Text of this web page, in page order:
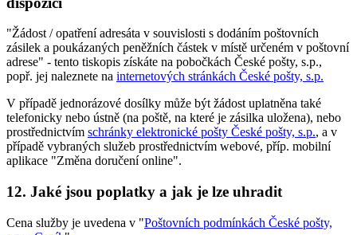
"Žádost / opatření adresáta v souvislosti s dodáním poštovních
zásilek a poukázaných peněžních částek v místě určeném v poštovní
adrese" - tento tiskopis získáte na pobočkách České pošty, s.p.,
popř. jej naleznete na internetových stránkách České pošty, s.p.
V případě jednorázové dosílky může být žádost uplatněna také
telefonicky nebo ústně (na poště, na které je zásilka uložena), nebo
prostřednictvím schránky elektronické pošty České pošty, s.p., a v
případě vybraných služeb prostřednictvím webové, příp. mobilní
aplikace "Změna doručení online".
12. Jaké jsou poplatky a jak je lze uhradit
Cena služby je uvedena v "Poštovních podmínkách České pošty,